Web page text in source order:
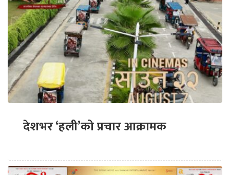
देशभर ‘हली’को प्रचार आक्रामक